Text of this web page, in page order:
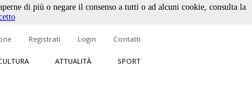
Registrati Login Contatti
ATTUALITÀ SPORT
di più o negare il consenso a tutti o ad alcuni cookie, consulta la